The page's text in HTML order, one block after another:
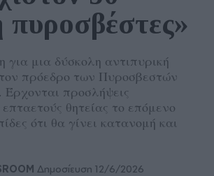
για μια δύσκολη αντιπυρική
πρόεδρο των Πυροσβεστών
Έρχονται προσλήψεις
θητείας το επόμενο
ότι θα γίνει κατανομή και
Δημοσίευση 12/6/2026